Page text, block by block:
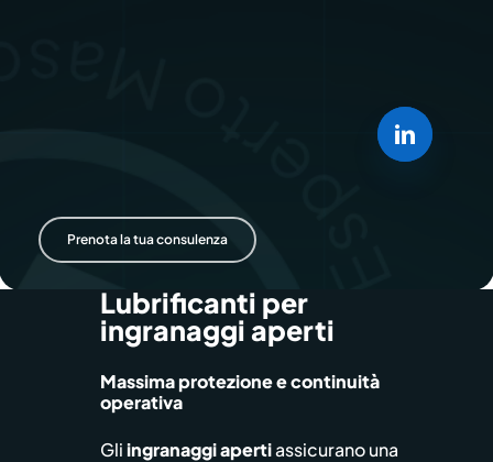
Prenota la tua consulenza
Lubrificanti per
ingranaggi aperti
Massima protezione e continuità
operativa
Gliingranaggi apertiassicurano una